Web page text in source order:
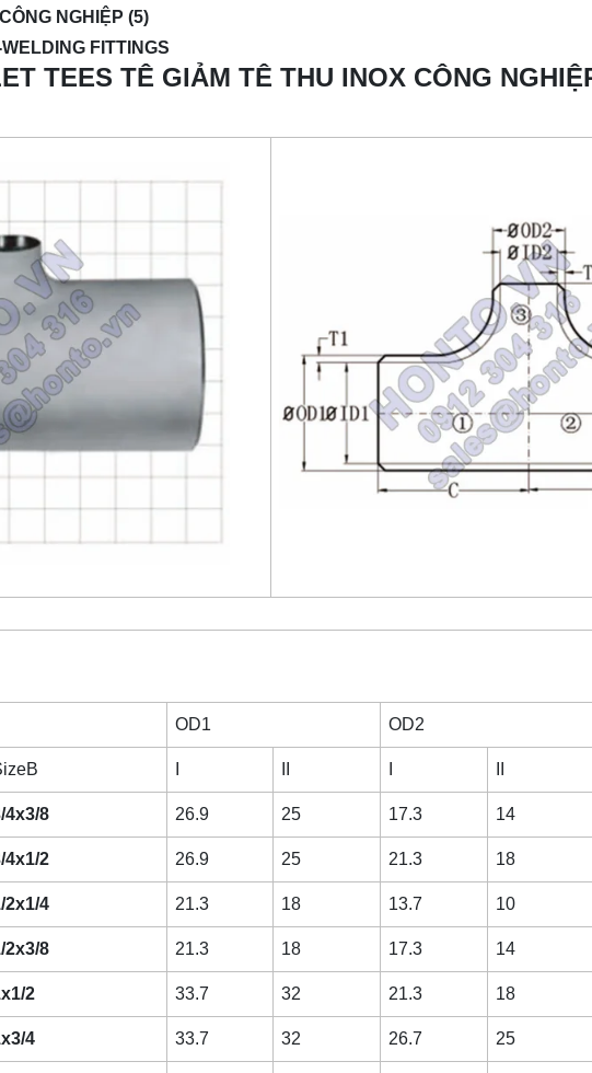
NGHIỆP (5)
FITTINGS
TEES TÊ GIẢM TÊ THU INOX CÔNG
OD1 OD2
4x3/8 26.9 25 17.3 14
4x1/2 26.9 25 21.3 18
2x1/4 21.3 18 13.7 10
2x3/8 21.3 18 17.3 14
2 33.7 32 21.3 18
4 33.7 32 26.7 25